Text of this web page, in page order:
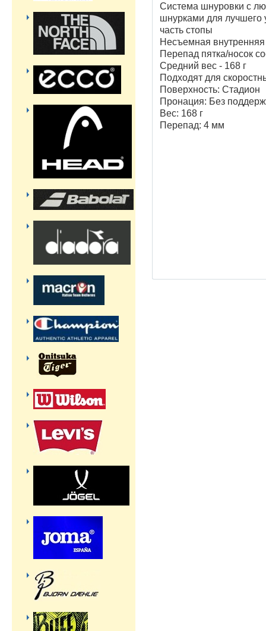
Система шнуровки с
шнурками для
часть стопы
Несъемная внутренняя
Перепад пятка/носок
Средний вес - 168 г
Подходят для
Поверхность: Стадион
Пронация: Без
Вес: 168 г
Перепад: 4 мм